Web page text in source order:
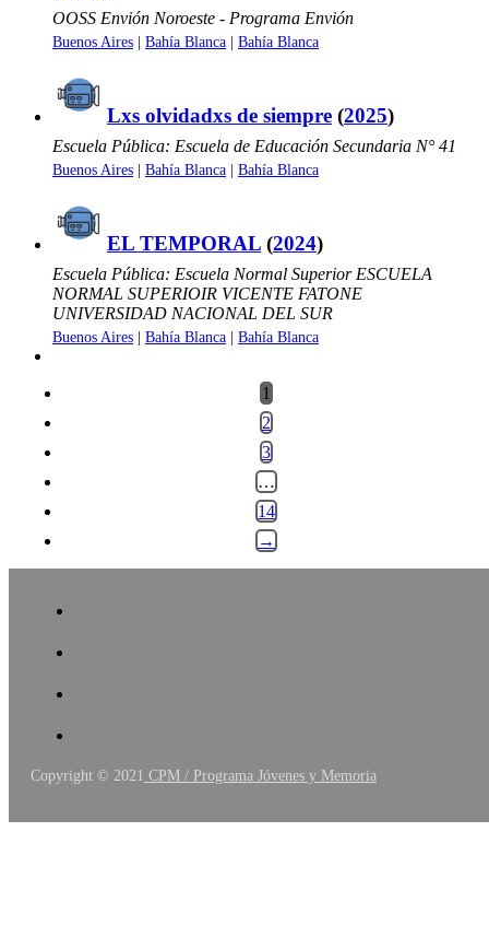
OOSS Envión Noroeste - Programa Envión
Buenos Aires | Bahía Blanca | Bahía Blanca
Lxs olvidadxs de siempre (2025)
Escuela Pública: Escuela de Educación Secundaria N° 41
Buenos Aires | Bahía Blanca | Bahía Blanca
EL TEMPORAL (2024)
Escuela Pública: Escuela Normal Superior ESCUELA
NORMAL SUPERIOIR VICENTE FATONE
UNIVERSIDAD NACIONAL DEL SUR
Buenos Aires | Bahía Blanca | Bahía Blanca
1
2
3
…
14
→
Copyright © 2021 CPM / Programa Jóvenes y Memoria